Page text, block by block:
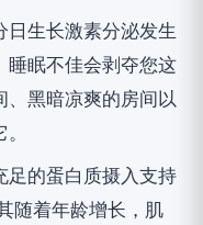
日生长激素分泌发生
睡眠不佳会剥夺您这
、黑暗凉爽的房间以
足的蛋白质摄入支持
随着年龄增长，肌